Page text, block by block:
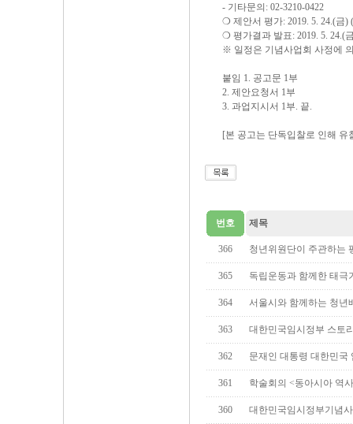
- 기타문의: 02-3210-0422
❍ 제안서 평가: 2019. 5. 24.(금)
❍ 평가결과 발표: 2019. 5. 24.(
※ 일정은 기념사업회 사정에
붙임 1. 공고문 1부
2. 제안요청서 1부
3. 과업지시서 1부. 끝.
[본 공고는 단독입찰로 인해
번호 제목
366 청년위원단이 주관하는
365 독립운동과 함께한 태
364 서울시와 함께하는 청년
363 대한민국임시정부 스토
362 문재인 대통령 대한민
361 학술회의 <동아시아 역
360 대한민국임시정부기념